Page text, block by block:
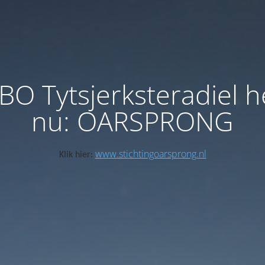
Tytsjerksteradiel
nu: OARSPRONG
Klik hier: www.stichtingoarsprong.nl